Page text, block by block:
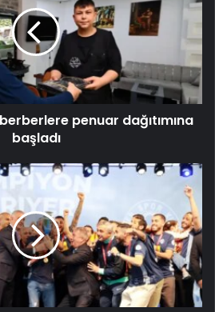
penuar dağıtımına
başladı